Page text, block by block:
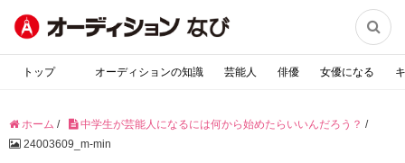

トップ オーディションの知識 芸能人 俳優 女優になる
ホーム / 中学生が芸能人になるには何から始めたらいいんだろう？ /
24003609_m-min